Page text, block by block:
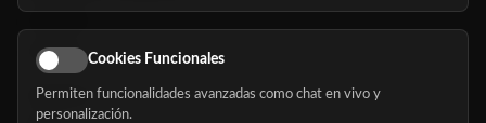
Eventos
Nosotros
Cookies Funcionales
Permiten funcionalidades avanzadas como chat en vivo y
personalización.